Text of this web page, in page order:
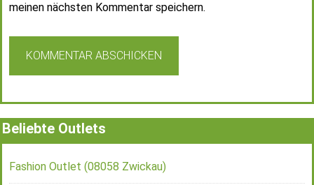
meinen nächsten Kommentar speichern.
Beliebte Outlets
Fashion Outlet (08058 Zwickau)